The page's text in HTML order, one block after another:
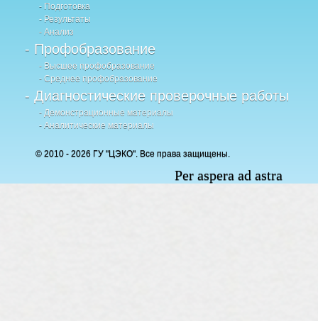
- Подготовка
- Результаты
- Анализ
- Профобразование
- Высшее профобразование
- Среднее профобразование
- Диагностические проверочные работы
- Демонстрационные материалы
- Аналитические материалы
© 2010 - 2026 ГУ "ЦЭКО". Все права защищены.
Per aspera ad astra